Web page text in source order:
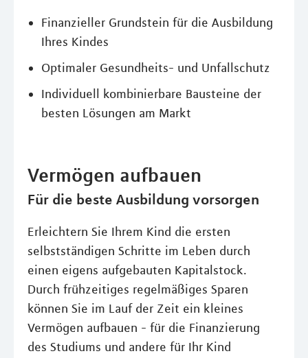
Finanzieller Grundstein für die Ausbildung
Ihres Kindes
Optimaler Gesundheits- und Unfallschutz
Individuell kombinierbare Bausteine der
besten Lösungen am Markt
Vermögen aufbauen
Für die beste Ausbildung vorsorgen
Erleichtern Sie Ihrem Kind die ersten
selbstständigen Schritte im Leben durch
einen eigens aufgebauten Kapitalstock.
Durch frühzeitiges regelmäßiges Sparen
können Sie im Lauf der Zeit ein kleines
Vermögen aufbauen - für die Finanzierung
des Studiums und andere für Ihr Kind